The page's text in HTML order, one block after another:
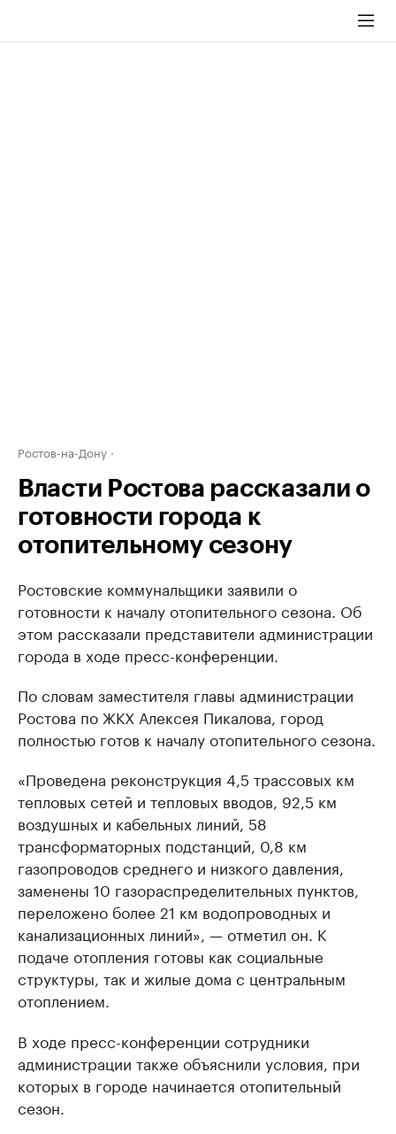
Ростов-на-Дону
Власти Ростова рассказали о
готовности города к
отопительному сезону
Ростовские коммунальщики заявили о
готовности к началу отопительного сезона. Об
этом рассказали представители администрации
города в ходе пресс-конференции.
По словам заместителя главы администрации
Ростова по ЖКХ Алексея Пикалова, город
полностью готов к началу отопительного сезона.
«Проведена реконструкция 4,5 трассовых км
тепловых сетей и тепловых вводов, 92,5 км
воздушных и кабельных линий, 58
трансформаторных подстанций, 0,8 км
газопроводов среднего и низкого давления,
заменены 10 газораспределительных пунктов,
переложено более 21 км водопроводных и
канализационных линий», — отметил он. К
подаче отопления готовы как социальные
структуры, так и жилые дома с центральным
отоплением.
В ходе пресс-конференции сотрудники
администрации также объяснили условия, при
которых в городе начинается отопительный
сезон.